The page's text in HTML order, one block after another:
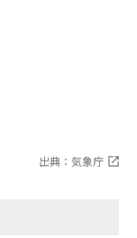
出典：気象庁